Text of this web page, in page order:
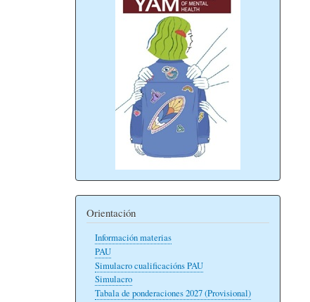
Orientación
Información materias
PAU
Simulacro cualificacións PAU
Simulacro
Tabala de ponderaciones 2027 (Provisional)